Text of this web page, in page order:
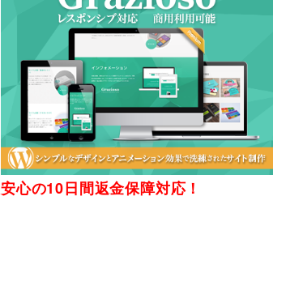
安心の10日間返金保障対応！